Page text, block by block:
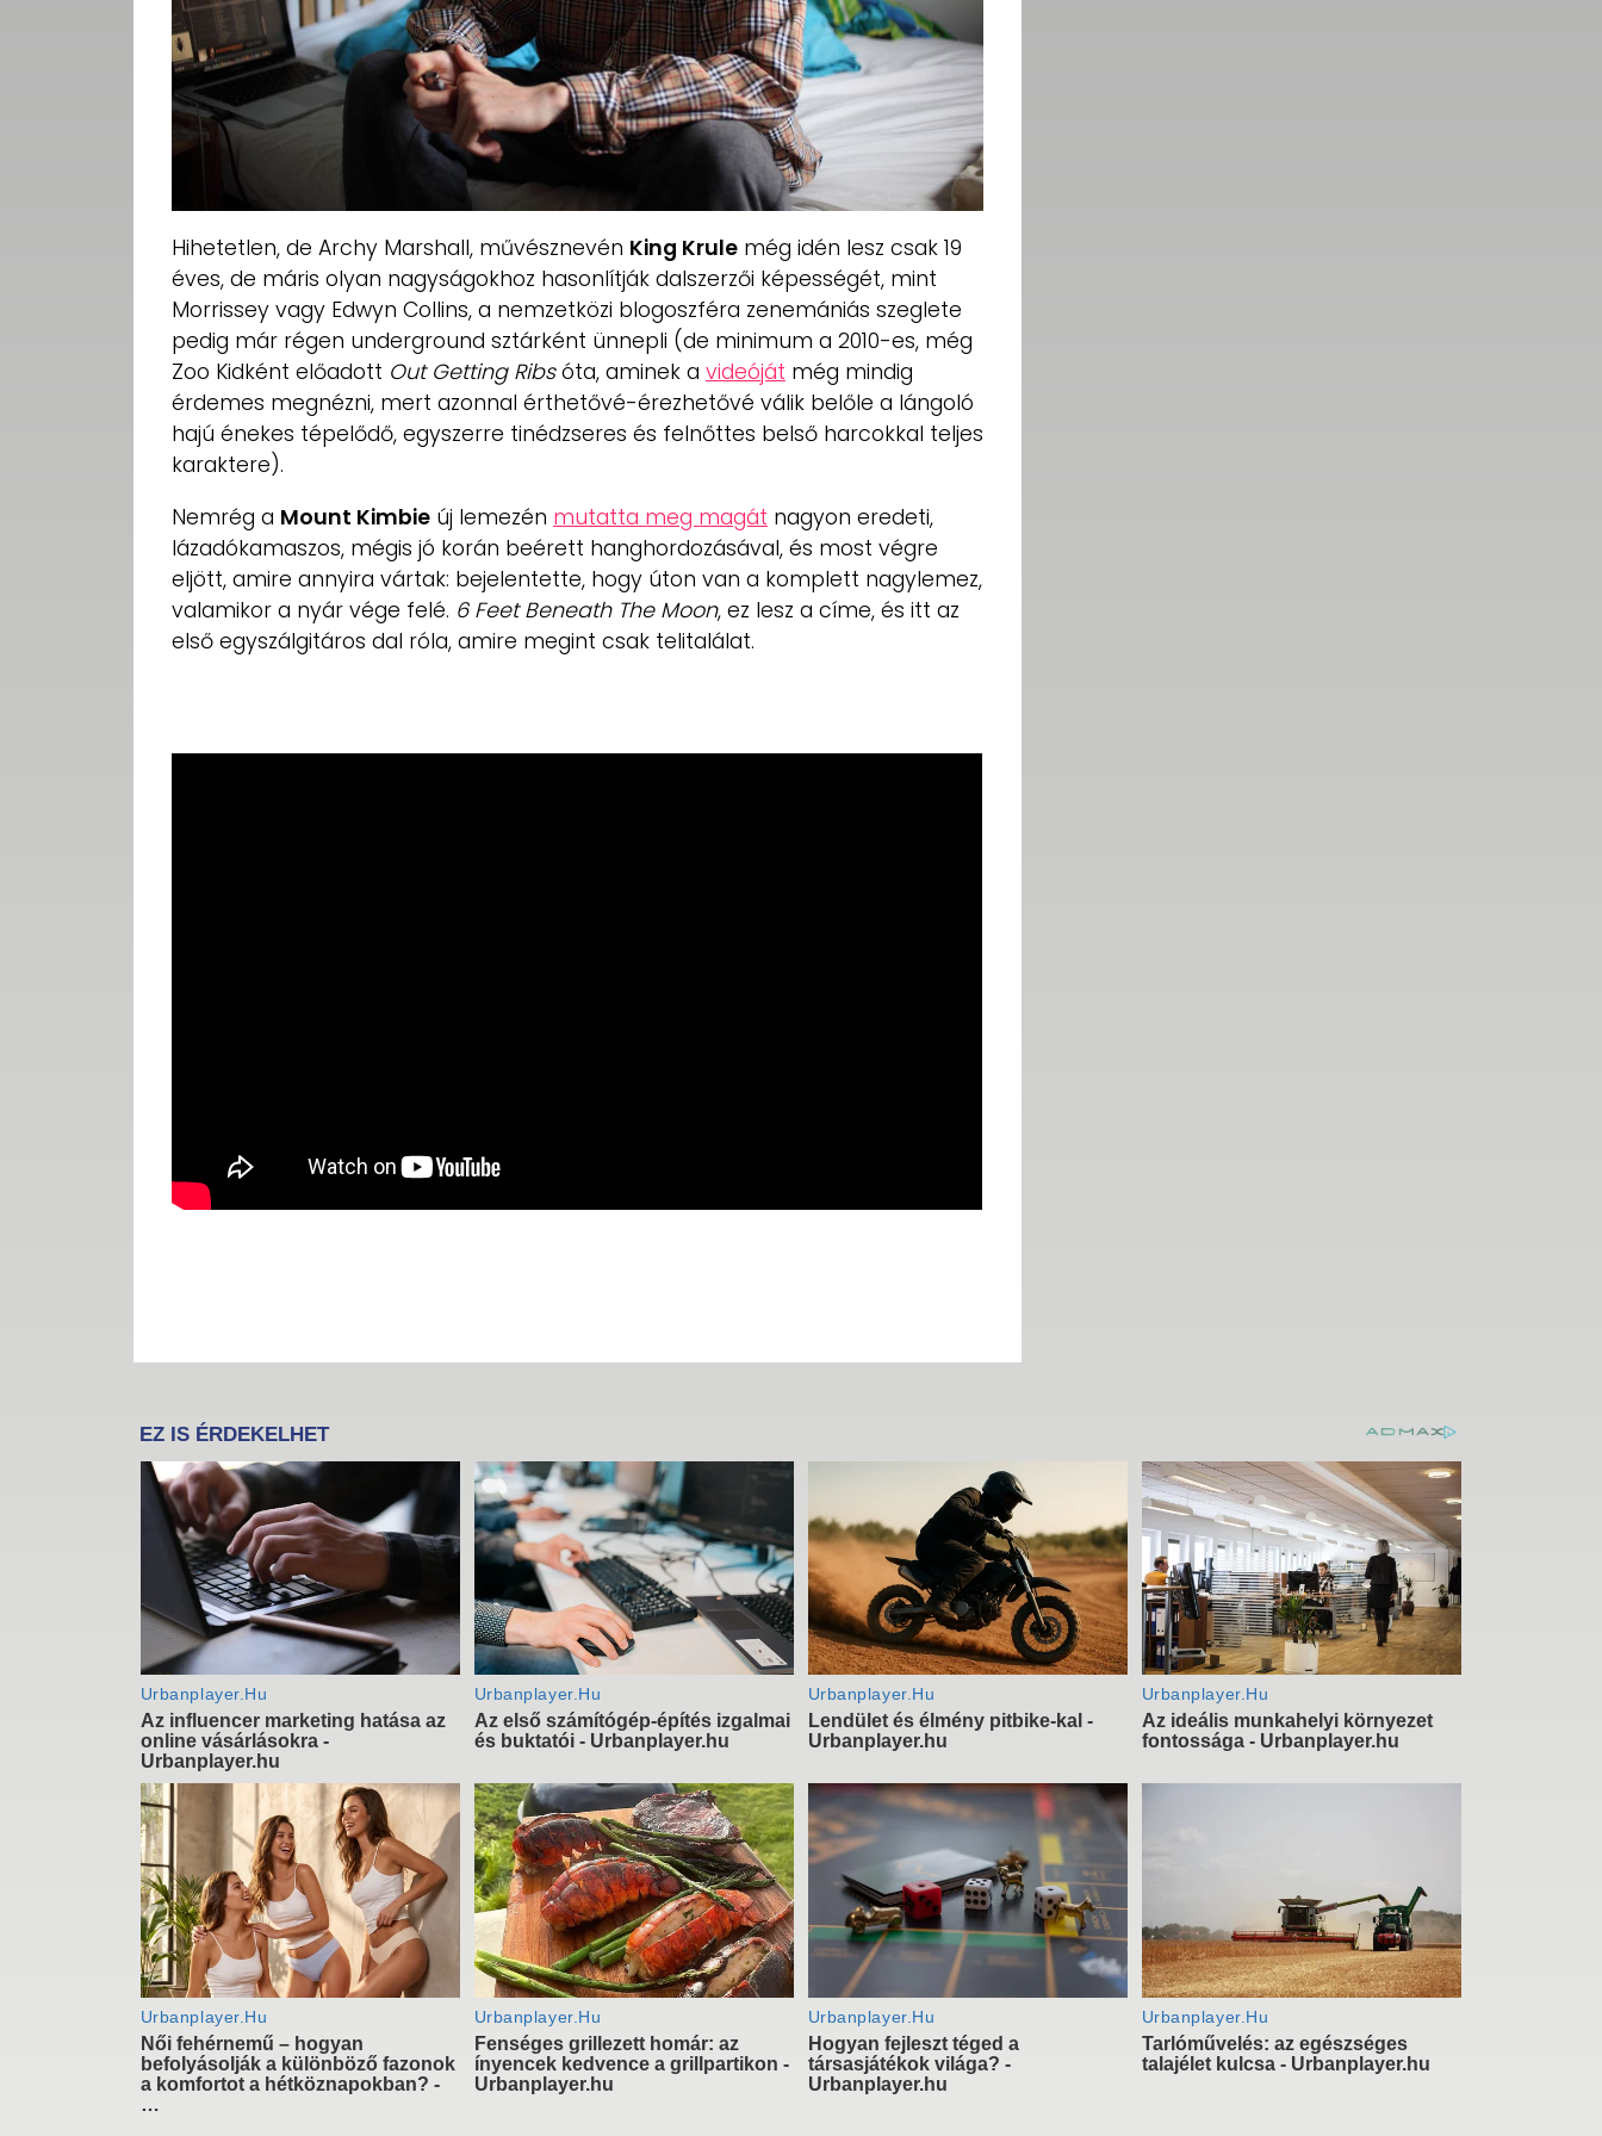
Hihetetlen, de Archy Marshall, művésznevén King Krule még idén lesz csak 19
éves, de máris olyan nagyságokhoz hasonlítják dalszerzői képességét, mint
Morrissey vagy Edwyn Collins, a nemzetközi blogoszféra zenemániás szeglete
pedig már régen underground sztárként ünnepli (de minimum a 2010-es, még
Zoo Kidként előadott Out Getting Ribsóta, aminek a videóját még mindig
érdemes megnézni, mert azonnal érthetővé-érezhetővé válik belőle a lángoló
hajú énekes tépelődő, egyszerre tinédzseres és felnőttes belső harcokkal teljes
karaktere).
Nemrég a Mount Kimbie új lemezén mutatta meg magát nagyon eredeti,
lázadókamaszos, mégis jó korán beérett hanghordozásával, és most végre
eljött, amire annyira vártak: bejelentette, hogy úton van a komplett nagylemez,
valamikor a nyár vége felé. 6 Feet Beneath The Moon, ez lesz a címe, és itt az
első egyszálgitáros dal róla, amire megint csak telitalálat.